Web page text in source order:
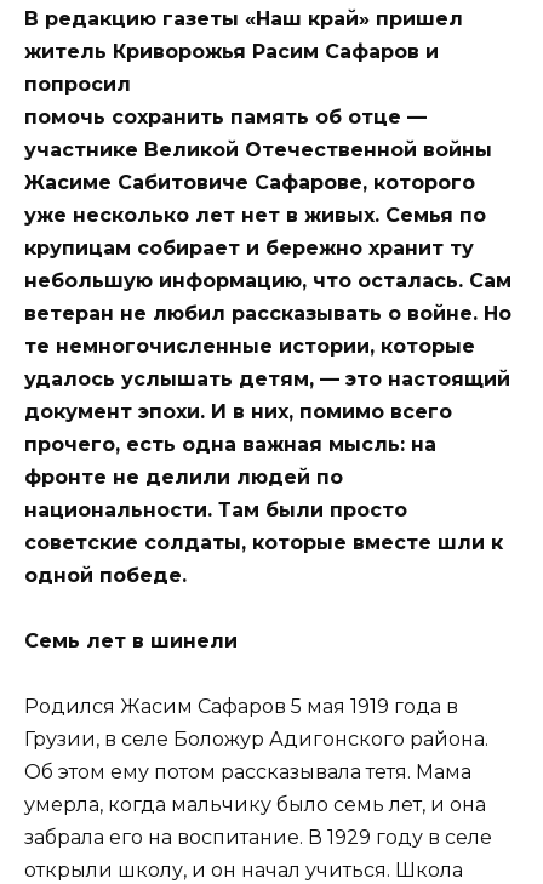
В редакцию газеты «Наш край» пришел
житель Криворожья Расим Сафаров и
попросил
помочь сохранить память об отце —
участнике Великой Отечественной войны
Жасиме Сабитовиче Сафарове, которого
уже несколько лет нет в живых. Семья по
крупицам собирает и бережно хранит ту
небольшую информацию, что осталась. Сам
ветеран не любил рассказывать о войне. Но
те немногочисленные истории, которые
удалось услышать детям, — это настоящий
документ эпохи. И в них, помимо всего
прочего, есть одна важная мысль: на
фронте не делили людей по
национальности. Там были просто
советские солдаты, которые вместе шли к
одной победе.
Семь лет в шинели
Родился Жасим Сафаров 5 мая 1919 года в
Грузии, в селе Боложур Адигонского района.
Об этом ему потом рассказывала тетя. Мама
умерла, когда мальчику было семь лет, и она
забрала его на воспитание. В 1929 году в селе
открыли школу, и он начал учиться. Школа